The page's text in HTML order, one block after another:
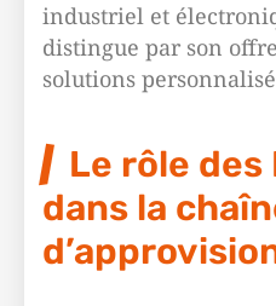
industriel et
distingue par son
solutions
Le rôle des
dans la